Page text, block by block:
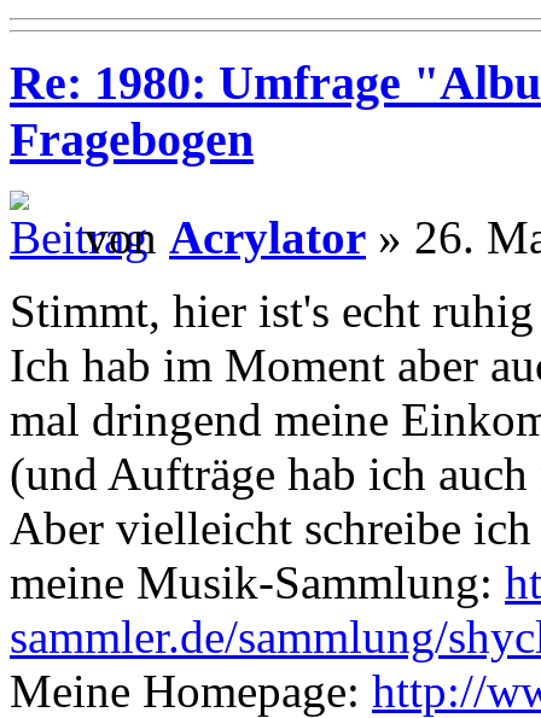
Re: 1980: Umfrage
Fragebogen
von Acrylator » 26.
Stimmt, hier ist's echt
Ich hab im Moment aber
mal dringend meine
(und Aufträge hab ich
Aber vielleicht schreibe
meine Musik-Sammlung:
sammler.de/sammlung/
Meine Homepage: http://